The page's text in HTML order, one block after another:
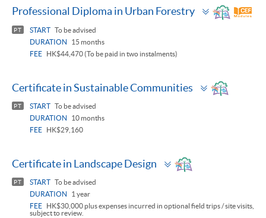
Professional Diploma in Urban Forestry
Toggle
panel
PT START To be advised
DURATION
15 months
FEE
HK$44,470 (To be paid in two instalments)
Certificate in Sustainable Communities
Toggle
panel
PT START To be advised
DURATION
10 months
FEE
HK$29,160
Certificate in Landscape Design
Toggle
panel
PT START To be advised
DURATION
1 year
FEE
HK$30,000 plus expenses incurred in optional field trips / site visits,
subject to review.